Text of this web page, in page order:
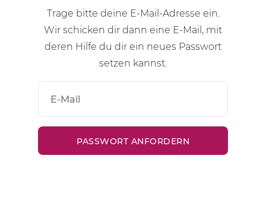
Trage bitte deine E-Mail-Adresse ein.
Wir schicken dir dann eine E-Mail , mit
deren Hilfe du dir ein neues Passwort
setzen kannst.